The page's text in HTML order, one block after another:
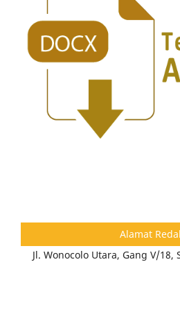
Alamat
Jl. Wonocolo Utara, Gang V/18,